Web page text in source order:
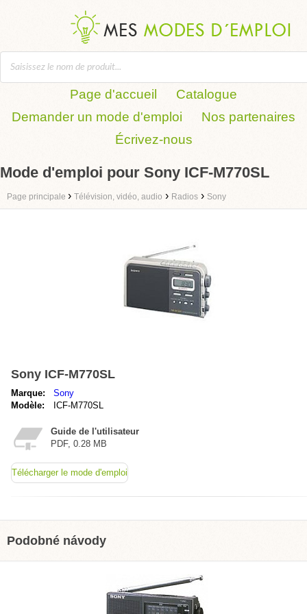
Page d'accueil
Catalogue
Demander un mode d'emploi
Nos partenaires
Écrivez-nous
Mode d'emploi pour Sony ICF-M770SL
Page principale › Télévision, vidéo, audio › Radios › Sony
Sony ICF-M770SL
Marque:
Sony
Modèle:
ICF-M770SL
Guide de l'utilisateur
PDF, 0.28 MB
Télécharger le mode d'emploi
Podobné návody